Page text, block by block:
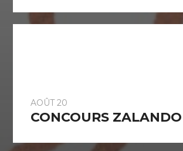
AOÛT 20
CONCOURS ZALANDO